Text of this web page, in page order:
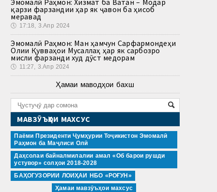
қарзи фарзандии ҳар як ҷавон ба ҳисоб
меравад
🕔 17:18, 3.Апр 2024
Эмомалӣ Раҳмон: Ман ҳамчун Сарфармондеҳи
Олии Қувваҳои Мусаллаҳ ҳар як сарбозро
мисли фарзанди худ дӯст медорам
🕔 11:27, 3.Апр 2024
Ҳамаи маводҳои бахш
МАВЗӮЪҲОИ МАХСУС
Паёми Президенти Ҷумҳурии Тоҷикистон Эмомалӣ
Раҳмон ба Маҷлиси Олӣ
Даҳсолаи байналмилалии амал «Об барои рушди
устувор» солҳои 2018-2028
БАҲОГУЗОРИИ ЛОИҲАИ НБО «РОҒУН»
Ҳамаи мавзӯъҳои махсус